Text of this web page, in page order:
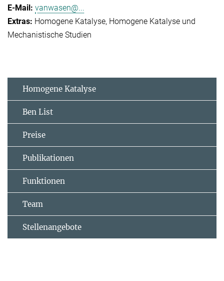
vanwasen@...
Homogene Katalyse Homogene Katalyse und
Mechanistische Studien
Homogene Katalyse
Ben List
Preise
Publikationen
Funktionen
Team
Stellenangebote